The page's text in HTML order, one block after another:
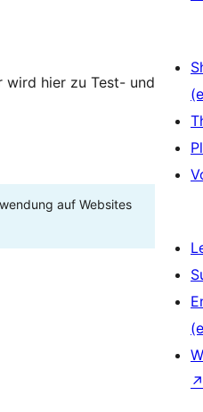
hier zu Test- und
auf Websites
↗